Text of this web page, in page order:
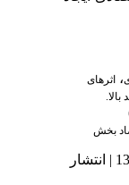
، اثرهای
بخش
دریافت: 1398/7/14 | پذیرش: 1399/6/19 | انتشار